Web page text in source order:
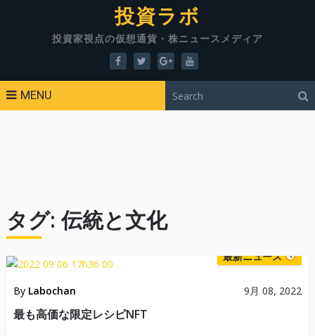
投資ラボ
投資家視点の仮想通貨・株ニュースメディア
MENU
タグ:伝統と文化
最新ニュース
By Labochan 9月 08, 2022
最も高価な限定レシピNFT